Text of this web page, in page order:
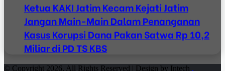
Ketua KAKI Jatim Kecam Kejati Jatim
Jangan Main-Main Dalam Penanganan
Kasus Korupsi Dana Pakan Satwa Rp 10,2
Miliar di PD TS KBS
© Copyright 2026, All Rights Reserved | Design by Intech .